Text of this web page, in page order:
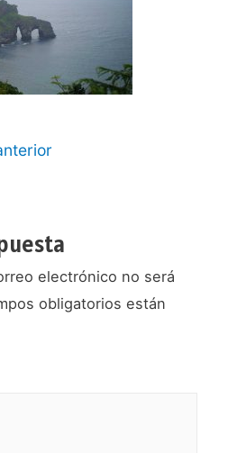
electrónico no será
obligatorios están